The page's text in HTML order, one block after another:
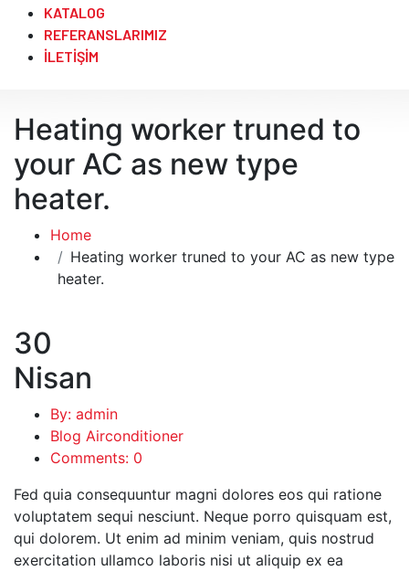
KATALOG
REFERANSLARIMIZ
İLETIŞIM
Heating worker truned to
your AC as new type
heater.
Home
Heating worker truned to your AC as new type
heater.
30
Nisan
By: admin
Blog Airconditioner
Comments: 0
Fed quia consequuntur magni dolores eos qui ratione
voluptatem sequi nesciunt. Neque porro quisquam est,
qui dolorem. Ut enim ad minim veniam, quis nostrud
exercitation ullamco laboris nisi ut aliquip ex ea